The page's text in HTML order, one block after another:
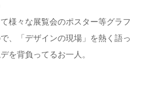
様々な展覧会のポスター等グラフ
、「デザインの現場」を熱く語っ
を背負ってるお一人。